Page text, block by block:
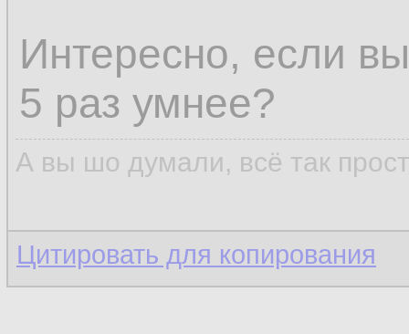
Интересно, если
5 раз умнее?
А вы шо думали, всё так
Цитировать для копирования